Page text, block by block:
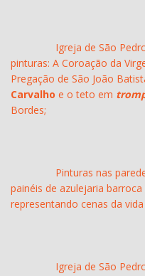
Igreja de São
pinturas: A Coroação da
Pregação de São João
Carvalho e o teto em
Bordes;
Pinturas nas
painéis de azulejaria
representando cenas da
Igreja de São